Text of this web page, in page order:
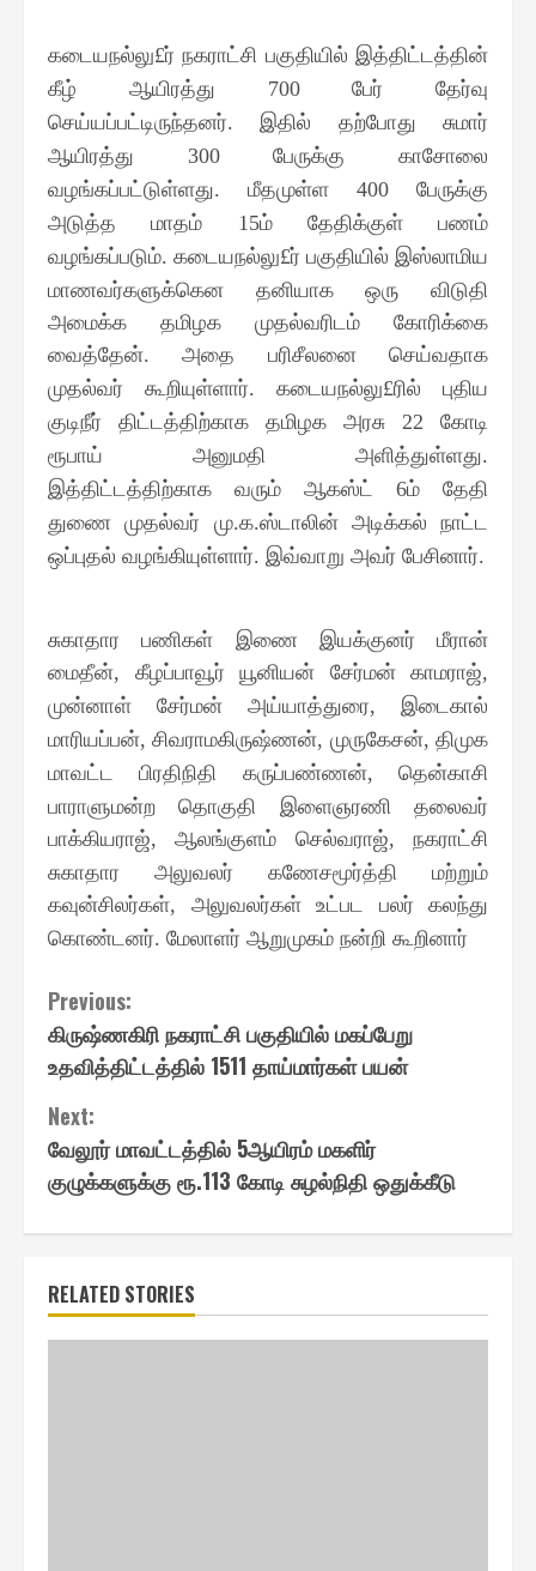
கடையநல்லு£ர் நகராட்சி பகுதியில் இத்திட்டத்தின்
கீழ் ஆயிரத்து
700பேர் தேர்வு
செய்யப்பட்டிருந்தனர். இதில் தற்போது சுமார்
ஆயிரத்து
300பேருக்கு காசோலை
வழங்கப்பட்டுள்ளது. மீதமுள்ள 400 பேருக்கு
அடுத்த மாதம்
15ம் தேதிக்குள் பணம்
வழங்கப்படும். கடையநல்லு£ர் பகுதியில் இஸ்லாமிய
மாணவர்களுக்கென தனியாக ஒரு விடுதி
அமைக்க தமிழக முதல்வரிடம் கோரிக்கை
வைத்தேன்.அதை பரிசீலனை செய்வதாக
முதல்வர் கூறியுள்ளார். கடையநல்லு£ரில் புதிய
குடிநீர் திட்டத்திற்காக தமிழக அரசு
22 கோடி
ரூபாய் அனுமதி அளித்துள்ளது.
இத்திட்டத்திற்காக வரும் ஆகஸ்ட் 6ம் தேதி
துணை முதல்வர் மு.க.ஸ்டாலின் அடிக்கல் நாட்ட
ஒப்புதல் வழங்கியுள்ளார். இவ்வாறு அவர் பேசினார்.
சுகாதார பணிகள் இணை இயக்குனர் மீரான்
மைதீன், கீழப்பாவூர் யூனியன் சேர்மன் காமராஜ்,
முன்னாள் சேர்மன் அய்யாத்துரை, இடைகால்
மாரியப்பன்,சிவராமகிருஷ்ணன், முருகேசன்,திமுக
மாவட்ட பிரதிநிதி கருப்பண்ணன்,தென்காசி
பாராளுமன்ற தொகுதி இளைஞரணி தலைவர்
பாக்கியராஜ்,ஆலங்குளம் செல்வராஜ்,நகராட்சி
சுகாதார அலுவலர் கணேசமூர்த்தி மற்றும்
கவுன்சிலர்கள், அலுவலர்கள் உட்பட பலர் கலந்து
கொண்டனர். மேலாளர் ஆறுமுகம் நன்றி கூறினார்
Continue
Reading
Previous:
கிருஷ்ணகிரி நகராட்சி பகுதியில் மகப்பேறு
உதவித்திட்டத்தில் 1511 தாய்மார்கள் பயன்
Next:
வேலூர் மாவட்டத்தில் 5ஆயிரம் மகளிர்
குழுக்களுக்கு ரூ.113 கோடி சுழல்நிதி ஒதுக்கீடு
RELATED STORIES